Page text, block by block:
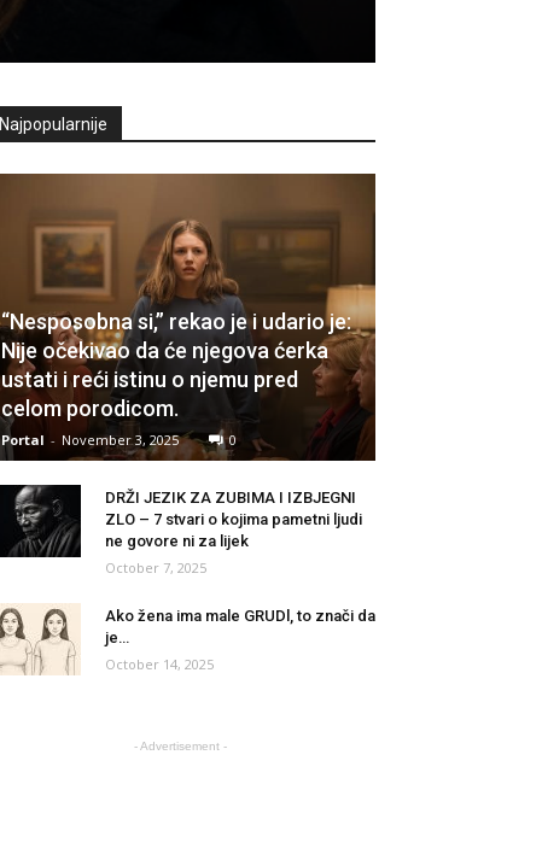
Najpopularnije
“Nesposobna si,” rekao je i udario je:
Nije očekivao da će njegova ćerka
ustati i reći istinu o njemu pred
celom porodicom.
Portal - November 3, 2025 0
DRŽI JEZIK ZA ZUBIMA I IZBJEGNI
ZLO – 7 stvari o kojima pametni ljudi
ne govore ni za lijek
October 7, 2025
Ako žena ima male GRUDl, to znači da
je…
October 14, 2025
- Advertisement -